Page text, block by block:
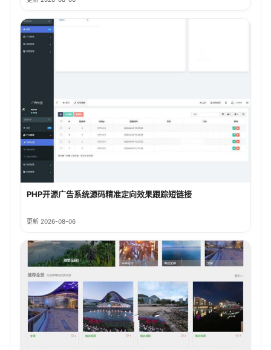
PHP开源广告系统源码精准定向效果跟踪短链接
更新 2026-08-06